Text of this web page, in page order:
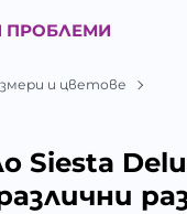
ПРОБЛЕМИ
и цветове
Siesta